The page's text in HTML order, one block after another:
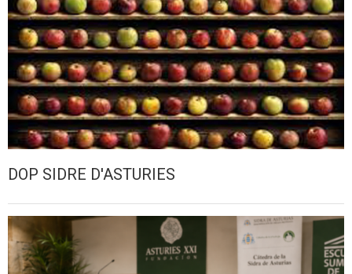
DOP SIDRE D'ASTURIES